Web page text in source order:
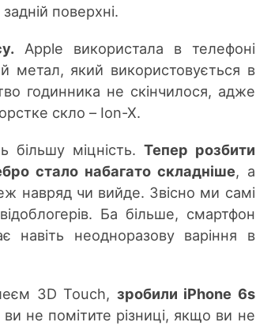
поверхні.
Apple використала в телефоні
метал, який використовується в
годинника не скінчилося, адже
скло – Ion-X.
більшу міцність. Тепер розбити
стало набагато складніше, а
навряд чи вийде. Звісно ми самі
Ба більше, смартфон
навіть неодноразову варіння в
3D Touch, зробили iPhone 6s
ви не помітите різниці, якщо ви не